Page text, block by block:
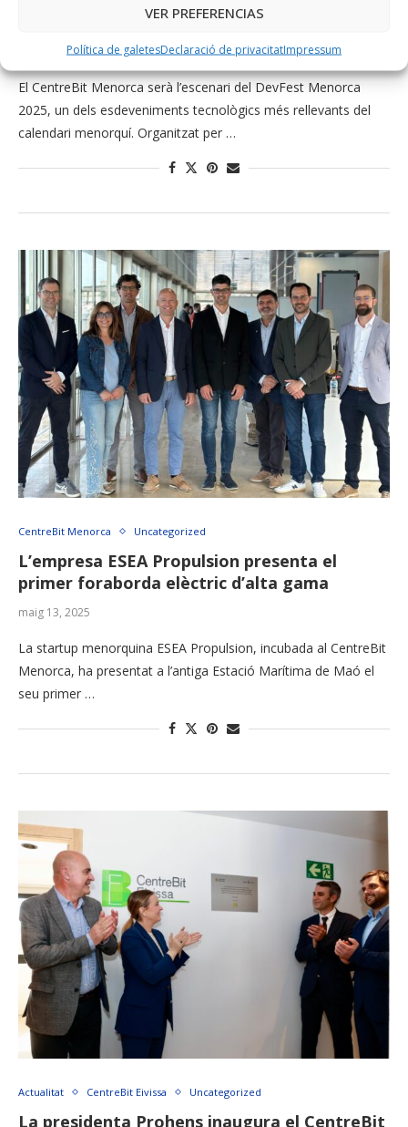
VER PREFERENCIAS
Política de galetesDeclaració de privacitatImpressum
del DevFest Menorca
novembre 13, 2025
El CentreBit Menorca serà l’escenari del DevFest Menorca
2025, un dels esdeveniments tecnològics més rellevants del
calendari menorquí. Organitzat per …
CentreBit Menorca Uncategorized
L’empresa ESEA Propulsion presenta el
primer foraborda elèctric d’alta gama
maig 13, 2025
La startup menorquina ESEA Propulsion, incubada al CentreBit
Menorca, ha presentat a l’antiga Estació Marítima de Maó el
seu primer …
Actualitat CentreBit Eivissa Uncategorized
La presidenta Prohens inaugura el CentreBit